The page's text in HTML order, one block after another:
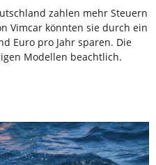
zahlen mehr Steuern
Vimcar könnten sie durch ein
Euro pro Jahr sparen. Die
Modellen beachtlich.